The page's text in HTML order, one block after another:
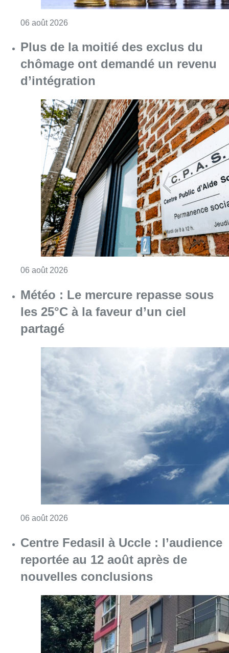
06 août 2026
Plus de la moitié des exclus du
chômage ont demandé un revenu
d’intégration
06 août 2026
Météo : Le mercure repasse sous
les 25°C à la faveur d’un ciel
partagé
06 août 2026
Centre Fedasil à Uccle : l’audience
reportée au 12 août après de
nouvelles conclusions